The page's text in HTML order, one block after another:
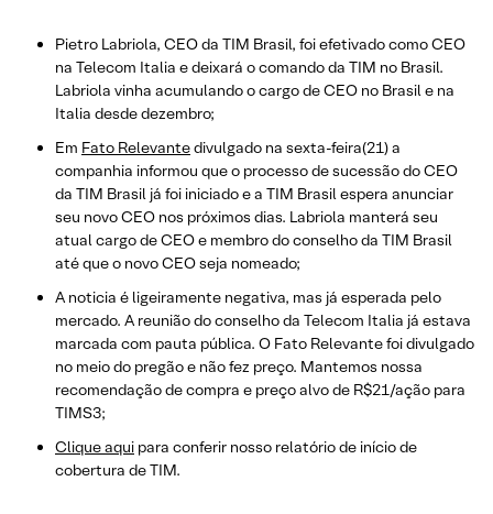
Pietro Labriola, CEO da TIM Brasil, foi efetivado como CEO
na Telecom Italia e deixará o comando da TIM no Brasil.
Labriola vinha acumulando o cargo de CEO no Brasil e na
Italia desde dezembro;
Em Fato Relevantedivulgado na sexta-feira(21) a
companhia informou que o processo de sucessão do CEO
da TIM Brasil já foi iniciado e a TIM Brasil espera anunciar
seu novo CEO nos próximos dias. Labriola manterá seu
atual cargo de CEO e membro do conselho da TIM Brasil
até que o novo CEO seja nomeado;
A noticia é ligeiramente negativa, mas já esperada pelo
mercado. A reunião do conselho da Telecom Italia já estava
marcada com pauta pública. O Fato Relevante foi divulgado
no meio do pregão e não fez preço. Mantemos nossa
recomendação de compra e preço alvo de R$21/ação para
TIMS3;
Clique aqui para conferir nosso relatório de início de
cobertura de TIM.